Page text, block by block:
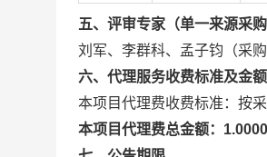
五、评审专家（单一来源采购
刘军、李群科、孟子钧（采购
六、代理服务收费标准及金额
本项目代理费收费标准：按
本项目代理费总金额：